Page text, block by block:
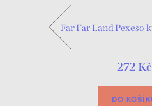
Far Far Land Pexeso
272 Kč
DO